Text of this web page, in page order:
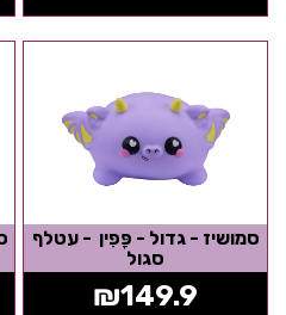
סמושיז - גדול - פָּפִין - עטלף
סגול
₪149.9